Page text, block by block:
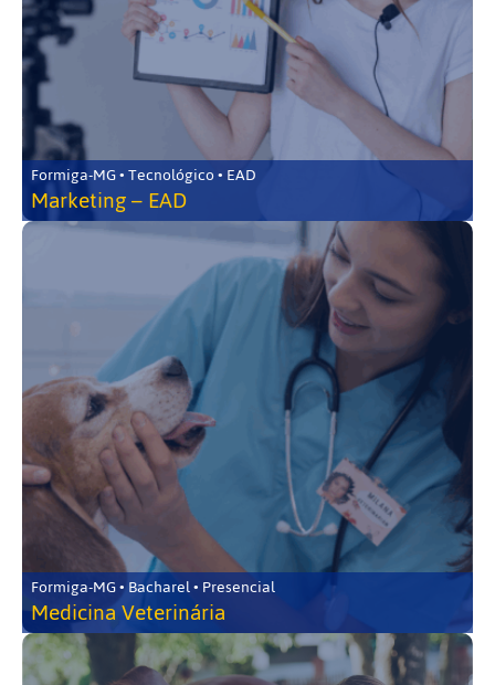
Formiga-MG • Tecnológico • EAD
Marketing – EAD
Formiga-MG • Bacharel • Presencial
Medicina Veterinária